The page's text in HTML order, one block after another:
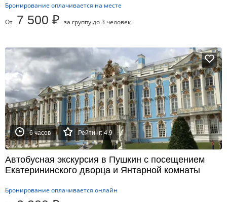
Бронирование оплачивается на месте
От 7 500 ₽ за группу до 3 человек
6 часов Рейтинг: 4.9
Автобусная экскурсия в Пушкин с посещением
Екатерининского дворца и Янтарной комнаты
Бронирование оплачивается онлайн